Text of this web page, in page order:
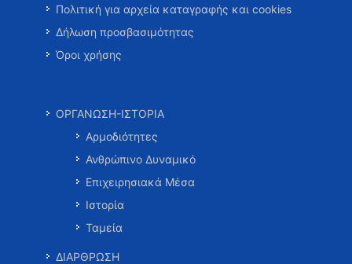
Πολιτική για αρχεία καταγραφής και cookies
Δήλωση προσβασιμότητας
Όροι χρήσης
ΟΡΓΑΝΩΣΗ-ΙΣΤΟΡΙΑ
Αρμοδιότητες
Ανθρώπινο Δυναμικό
Επιχειρησιακά Μέσα
Ιστορία
Ταμεία
ΔΙΑΡΘΡΩΣΗ